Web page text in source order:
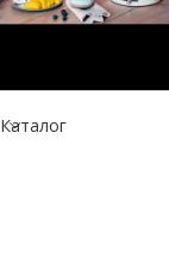
Каталог